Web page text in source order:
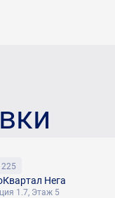
Нега
1.7, Этаж 5